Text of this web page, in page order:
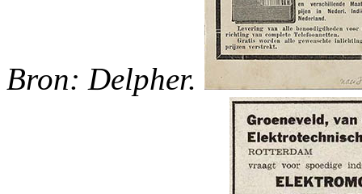
Bron: Delpher.